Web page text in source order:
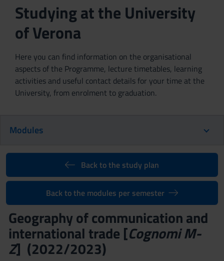
Studying at the University
of Verona
Here you can find information on the organisational
aspects of the Programme, lecture timetables, learning
activities and useful contact details for your time at the
University, from enrolment to graduation.
Modules
Back to the study plan
Back to the modules per semester
Geography of communication and
international trade [Cognomi M-
Z] (2022/2023)